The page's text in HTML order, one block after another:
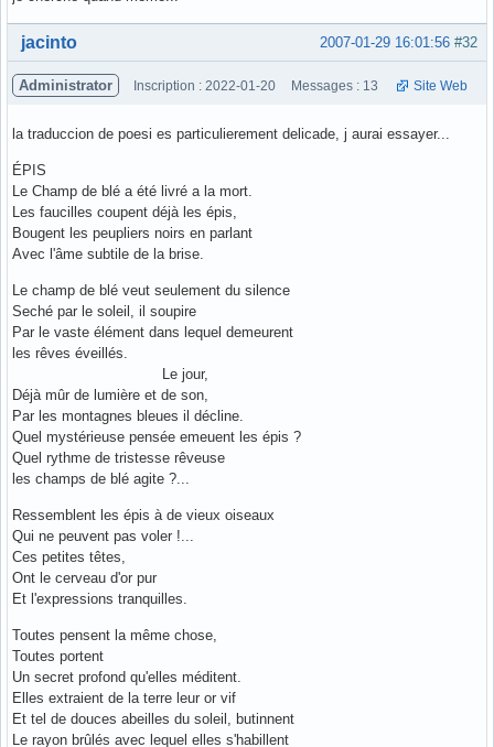
Hors ligne #32
2007-01-29 16:01:56
jacinto
Administrator Inscription : 2022-01-20 Messages : 13 Site Web
la traduccion de poesi es particulierement delicade, j aurai essayer...
ÉPIS
Le Champ de blé a été livré a la mort.
Les faucilles coupent déjà les épis,
Bougent les peupliers noirs en parlant
Avec l'âme subtile de la brise.
Le champ de blé veut seulement du silence
Seché par le soleil, il soupire
Par le vaste élément dans lequel demeurent
les rêves éveillés.
Le jour,
Déjà mûr de lumière et de son,
Par les montagnes bleues il décline.
Quel mystérieuse pensée emeuent les épis ?
Quel rythme de tristesse rêveuse
les champs de blé agite ?...
Ressemblent les épis à de vieux oiseaux
Qui ne peuvent pas voler !...
Ces petites têtes,
Ont le cerveau d'or pur
Et l'expressions tranquilles.
Toutes pensent la même chose,
Toutes portent
Un secret profond qu'elles méditent.
Elles extraient de la terre leur or vif
Et tel de douces abeilles du soleil, butinnent
Le rayon brûlés avec lequel elles s'habillent